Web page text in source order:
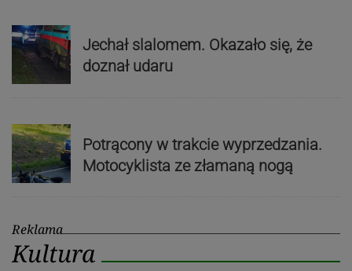
Jechał slalomem. Okazało się, że
doznał udaru
Potrącony w trakcie wyprzedzania.
Motocyklista ze złamaną nogą
Reklama
Kultura